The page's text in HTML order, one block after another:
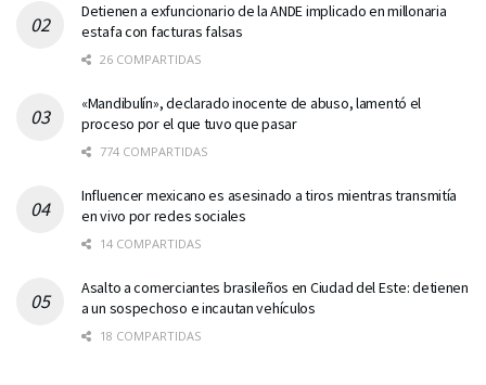
Detienen a exfuncionario de la ANDE implicado en millonaria
estafa con facturas falsas
26 COMPARTIDAS
«Mandibulín», declarado inocente de abuso, lamentó el
proceso por el que tuvo que pasar
774 COMPARTIDAS
Influencer mexicano es asesinado a tiros mientras transmitía
en vivo por redes sociales
14 COMPARTIDAS
Asalto a comerciantes brasileños en Ciudad del Este: detienen
a un sospechoso e incautan vehículos
18 COMPARTIDAS